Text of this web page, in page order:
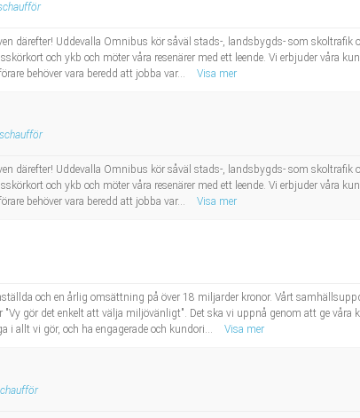
därefter! Uddevalla Omnibus kör såväl stads-, landsbygds- som skoltrafik
och ykb och möter våra resenärer med ett leende. Vi erbjuder våra
behöver vara beredd att jobba var...
Visa mer
därefter! Uddevalla Omnibus kör såväl stads-, landsbygds- som skoltrafik
och ykb och möter våra resenärer med ett leende. Vi erbjuder våra
behöver vara beredd att jobba var...
Visa mer
och en årlig omsättning på över 18 miljarder kronor. Vårt
gör det enkelt att välja miljövänligt". Det ska vi uppnå genom att ge våra
i allt vi gör, och ha engagerade och kundori...
Visa mer